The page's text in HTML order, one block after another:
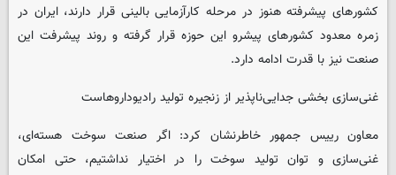
کشورهای پیشرفته هنوز در مرحله کارآزمایی بالینی قرار دارند، ایران در
زمره معدود کشورهای پیشرو این حوزه قرار گرفته و روند پیشرفت این
صنعت نیز با قدرت ادامه دارد.
غنی‌سازی بخشی جدایی‌ناپذیر از زنجیره تولید رادیوداروهاست
معاون رییس جمهور خاطرنشان کرد: اگر صنعت سوخت هسته‌ای،
غنی‌سازی و توان تولید سوخت را در اختیار نداشتیم، حتی امکان